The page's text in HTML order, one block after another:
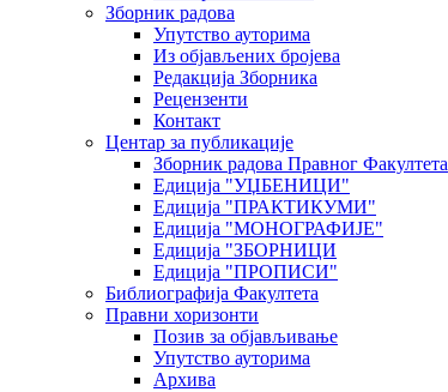
Зборник радова
Упутство ауторима
Из објављених бројева
Редакција Зборника
Рецензенти
Контакт
Центар за публикације
Зборник радова Правног Факултета
Едиција "УЏБЕНИЦИ"
Едиција "ПРАКТИКУМИ"
Едиција "МОНОГРАФИЈЕ"
Едиција "ЗБОРНИЦИ
Едиција "ПРОПИСИ"
Библиографија Факултета
Правни хоризонти
Позив за објављивање
Упутство ауторима
Архива